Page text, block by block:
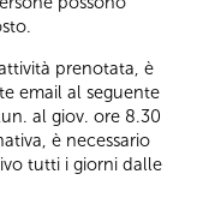
prenotata, è
email al seguente
al giov. ore 8.30
è necessario
tutti i giorni dalle